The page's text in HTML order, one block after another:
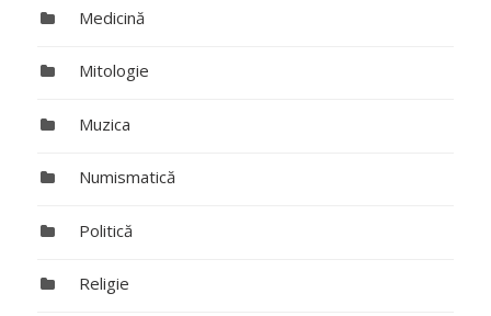
Medicină
Mitologie
Muzica
Numismatică
Politică
Religie